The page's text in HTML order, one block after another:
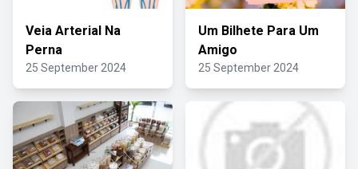
Veia Arterial Na
Perna
25 September 2024
Um Bilhete Para Um
Amigo
25 September 2024